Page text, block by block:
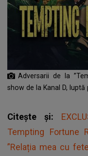
Adversarii de la
show de la Kanal D,
Citește și:
Tempting Fortune
”Relația mea cu